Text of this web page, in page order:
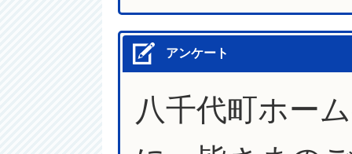
アンケート
八千代町ホー